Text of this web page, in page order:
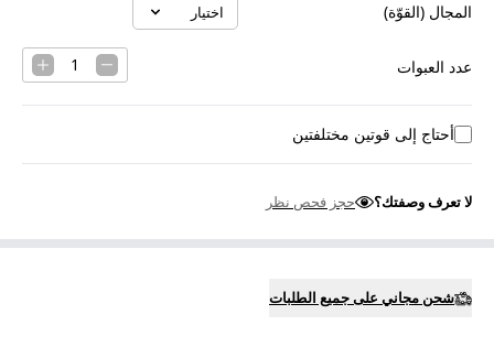
المجال (القوّة) Select option
اختيار
عدد العبوات 1
أحتاج إلى قوتين مختلفتين
لا تعرف وصفتك؟ حجز فحص نظر
شحن مجاني على جميع الطلبات